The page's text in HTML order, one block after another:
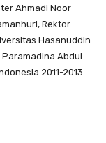
Ahmadi Noor
Rektor
Hasanuddin
Abdul
2011-2013